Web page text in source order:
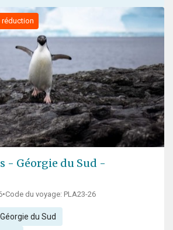
réduction
- Géorgie du Sud -
•Code du voyage: PLA23-26
Géorgie du Sud